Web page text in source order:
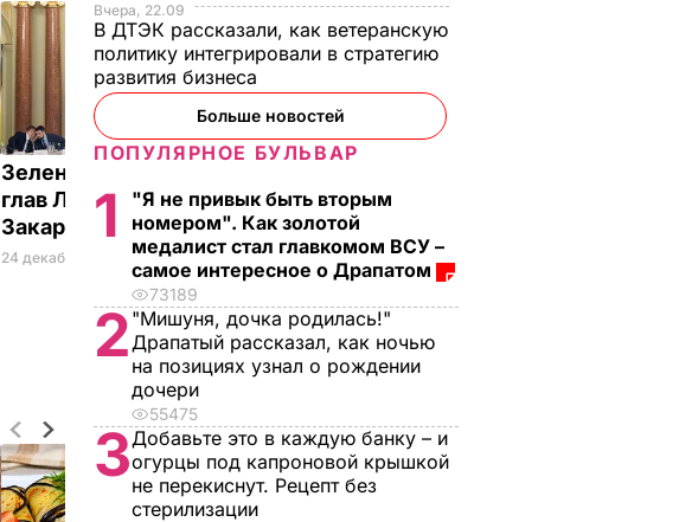
Зеленский уволил
глав Львовской и
Закарпатской ОГА
24 декабря, 16.04 ПОЛИТИКА
Вчера, 22.09
В ДТЭК рассказали, как ветеранскую
политику интегрировали в стратегию
развития бизнеса
Больше новостей
ПОПУЛЯРНОЕ БУЛЬВАР
1
"Я не привык быть вторым
номером". Как золотой
медалист стал главкомом ВСУ –
самое интересное о Драпатом
73189
2 "Мишуня, дочка родилась!"
Драпатый рассказал, как ночью
на позициях узнал о рождении
дочери
55475
3Добавьте это в каждую банку – и
огурцы под капроновой крышкой
не перекиснут. Рецепт без
стерилизации